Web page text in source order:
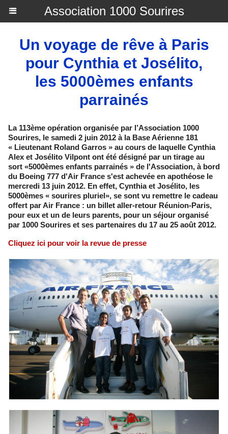
Association 1000 Sourires
Un voyage de rêve à Paris
pour Cynthia et Josélito,
les 5000èmes enfants
parrainés
La 113ème opération organisée par l’Association 1000
Sourires, le samedi 2 juin 2012 à la Base Aérienne 181
« Lieutenant Roland Garros » au cours de laquelle Cynthia
Alex et Josélito Vilpont ont été désigné par un tirage au
sort «5000èmes enfants parrainés » de l'Association, à bord
du Boeing 777 d'Air France s'est achevée en apothéose le
mercredi 13 juin 2012. En effet, Cynthia et Josélito, les
5000èmes « sourires pluriel», se sont vu remettre le cadeau
offert par Air France : un billet aller-retour Réunion-Paris,
pour eux et un de leurs parents, pour un séjour organisé
par 1000 Sourires et ses partenaires du 17 au 25 août 2012.
Cliquez ici pour voir la revue de presse